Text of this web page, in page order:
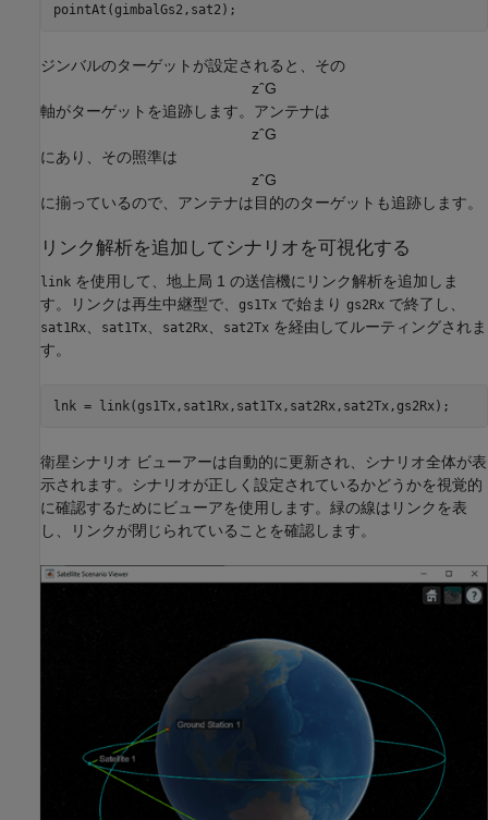
pointAt(gimbalGs2,sat2);
ジンバルのターゲットが設定されると、その
zˆG
軸がターゲットを追跡します。アンテナは
zˆG
にあり、その照準は
zˆG
に揃っているので、アンテナは目的のターゲットも追跡します。
リンク解析を追加してシナリオを可視化する
link を使用して、地上局 1 の送信機にリンク解析を追加しま
す。リンクは再生中継型で、 gs1Tx で始まり gs2Rx で終了し、
sat1Rx、 sat1Tx、 sat2Rx、 sat2Tx を経由してルーティングされま
す。
lnk = link(gs1Tx,sat1Rx,sat1Tx,sat2Rx,sat2Tx,gs2Rx);
衛星シナリオ ビューアーは自動的に更新され、シナリオ全体が表
示されます。シナリオが正しく設定されているかどうかを視覚的
に確認するためにビューアを使用します。緑の線はリンクを表
し、リンクが閉じられていることを確認します。